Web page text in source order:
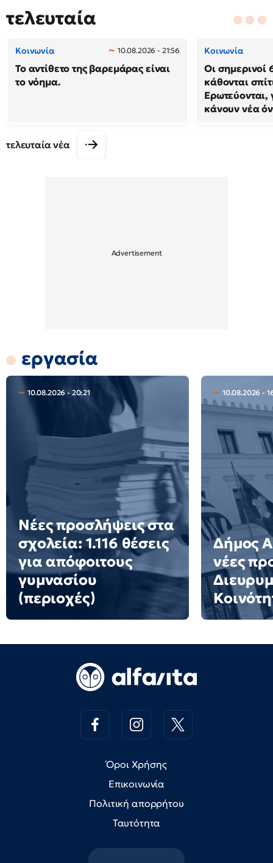
τελευταία
Κοινωνία 10.08.2026 - 21:56
Το αντίθετο της βαρεμάρας είναι
το νόημα.
Κοινωνία
Οι σημερινοί
κάθονται
Ερωτεύονται,
κάνουν νέα
τελευταία νέα
εργασία
10.08.2026 - 20:21
Νέες προσλήψεις στα
σχολεία: 1.116 θέσεις
για απόφοιτους
γυμνασίου
(περιοχές)
10.08.2026 -
Δήμος
νέες
Όροι Χρήσης
Επικοινωνία
Πολιτική απορρήτου
Ταυτότητα